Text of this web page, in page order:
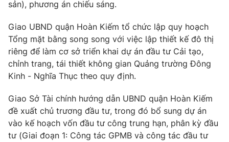
sản), phương án chiếu sáng.
Giao UBND quận Hoàn Kiếm tổ chức lập quy hoạch
Tổng mặt bằng song song với việc lập thiết kế đô thị
riêng để làm cơ sở triển khai dự án đầu tư Cải tạo,
chỉnh trang, tái thiết không gian Quảng trường Đông
Kinh - Nghĩa Thục theo quy định.
Giao Sở Tài chính hướng dẫn UBND quận Hoàn Kiếm
đề xuất chủ trương đầu tư, trong đó bổ sung dự án
vào kế hoạch vốn đầu tư công trung hạn, phân kỳ đầu
tư (Giai đoạn 1: Công tác GPMB và công tác đầu tư